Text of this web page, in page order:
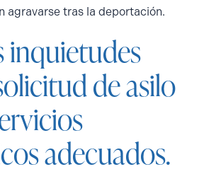
agravarse tras la deportación.
inquietudes
de asilo
adecuados.